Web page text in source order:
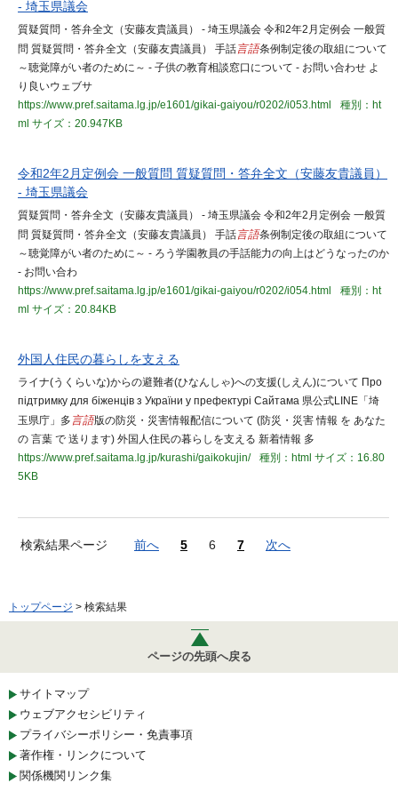
- 埼玉県議会
質疑質問・答弁全文（安藤友貴議員） - 埼玉県議会 令和2年2月定例会 一般質
問 質疑質問・答弁全文（安藤友貴議員） 手話言語条例制定後の取組について
～聴覚障がい者のために～ - 子供の教育相談窓口について - お問い合わせ よ
り良いウェブサ
https://www.pref.saitama.lg.jp/e1601/gikai-gaiyou/r0202/i053.html
種別：ht
ml サイズ：20.947KB
令和2年2月定例会 一般質問 質疑質問・答弁全文（安藤友貴議員）
- 埼玉県議会
質疑質問・答弁全文（安藤友貴議員） - 埼玉県議会 令和2年2月定例会 一般質
問 質疑質問・答弁全文（安藤友貴議員） 手話言語条例制定後の取組について
～聴覚障がい者のために～ - ろう学園教員の手話能力の向上はどうなったのか
- お問い合わ
https://www.pref.saitama.lg.jp/e1601/gikai-gaiyou/r0202/i054.html
種別：ht
ml サイズ：20.84KB
外国人住民の暮らしを支える
ライナ(うくらいな)からの避難者(ひなんしゃ)への支援(しえん)について Про
підтримку для біженців з України у префектурі Сайтама 県公式LINE「埼
玉県庁」多 言語版の防災・災害情報配信について (防災・災害 情報 を あなた
の 言葉 で 送ります) 外国人住民の暮らしを支える 新着情報 多
https://www.pref.saitama.lg.jp/kurashi/gaikokujin/
種別：html サイズ：16.80
5KB
検索結果ページ 前へ 5 6 7 次へ
トップページ > 検索結果
ページの先頭へ戻る
サイトマップ
ウェブアクセシビリティ
プライバシーポリシー・免責事項
著作権・リンクについて
関係機関リンク集